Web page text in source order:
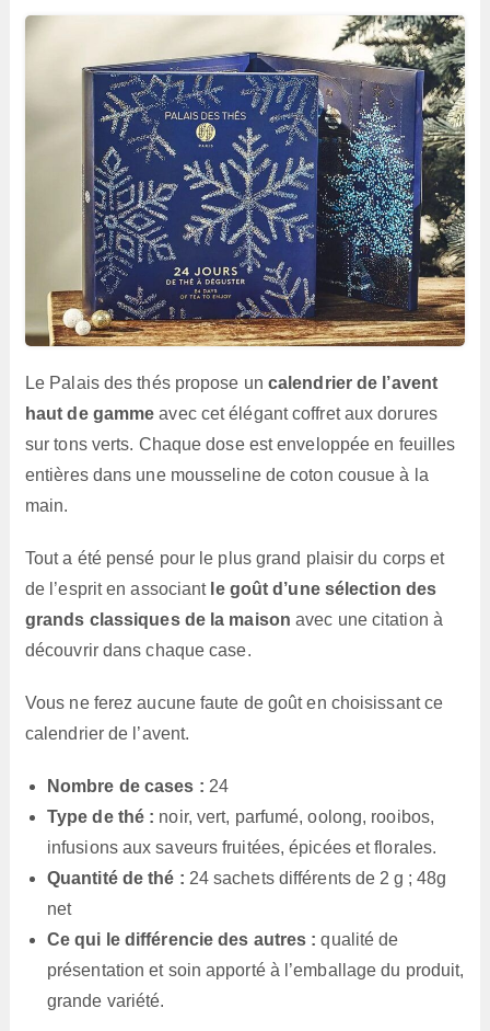
Le Palais des thés propose un calendrier de l’avent
haut de gamme avec cet élégant coffret aux dorures
sur tons verts. Chaque dose est enveloppée en feuilles
entières dans une mousseline de coton cousue à la
main.
Tout a été pensé pour le plus grand plaisir du corps et
de l’esprit en associant le goût d’une sélection des
grands classiques de la maison avec une citation à
découvrir dans chaque case.
Vous ne ferez aucune faute de goût en choisissant ce
calendrier de l’avent.
Nombre de cases : 24
Type de thé : noir, vert, parfumé, oolong, rooibos,
infusions aux saveurs fruitées, épicées et florales.
Quantité de thé : 24 sachets différents de 2 g ; 48g
net
Ce qui le différencie des autres : qualité de
présentation et soin apporté à l’emballage du produit,
grande variété.